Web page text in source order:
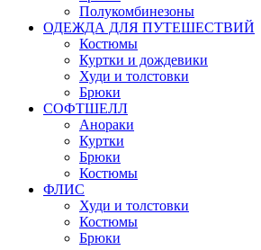
Полукомбинезоны
ОДЕЖДА ДЛЯ ПУТЕШЕСТВИЙ
Костюмы
Куртки и дождевики
Худи и толстовки
Брюки
СОФТШЕЛЛ
Анораки
Куртки
Брюки
Костюмы
ФЛИС
Худи и толстовки
Костюмы
Брюки